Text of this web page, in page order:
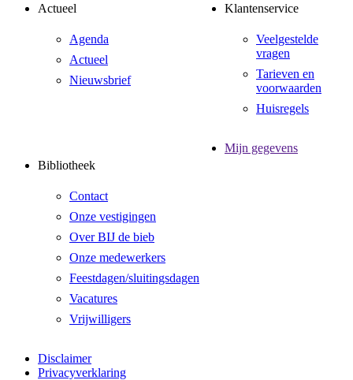
Actueel
Agenda
Actueel
Nieuwsbrief
Klantenservice
Veelgestelde
vragen
Tarieven en
voorwaarden
Huisregels
Bibliotheek
Contact
Onze vestigingen
Over BIJ de bieb
Onze medewerkers
Feestdagen/sluitingsdagen
Vacatures
Vrijwilligers
Mijn gegevens
Disclaimer
Privacyverklaring